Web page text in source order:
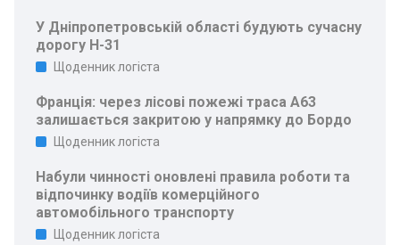
У Дніпропетровській області будують сучасну
дорогу Н-31
Щоденник логіста
Франція: через лісові пожежі траса A63
залишається закритою у напрямку до Бордо
Щоденник логіста
Набули чинності оновлені правила роботи та
відпочинку водіїв комерційного
автомобільного транспорту
Щоденник логіста